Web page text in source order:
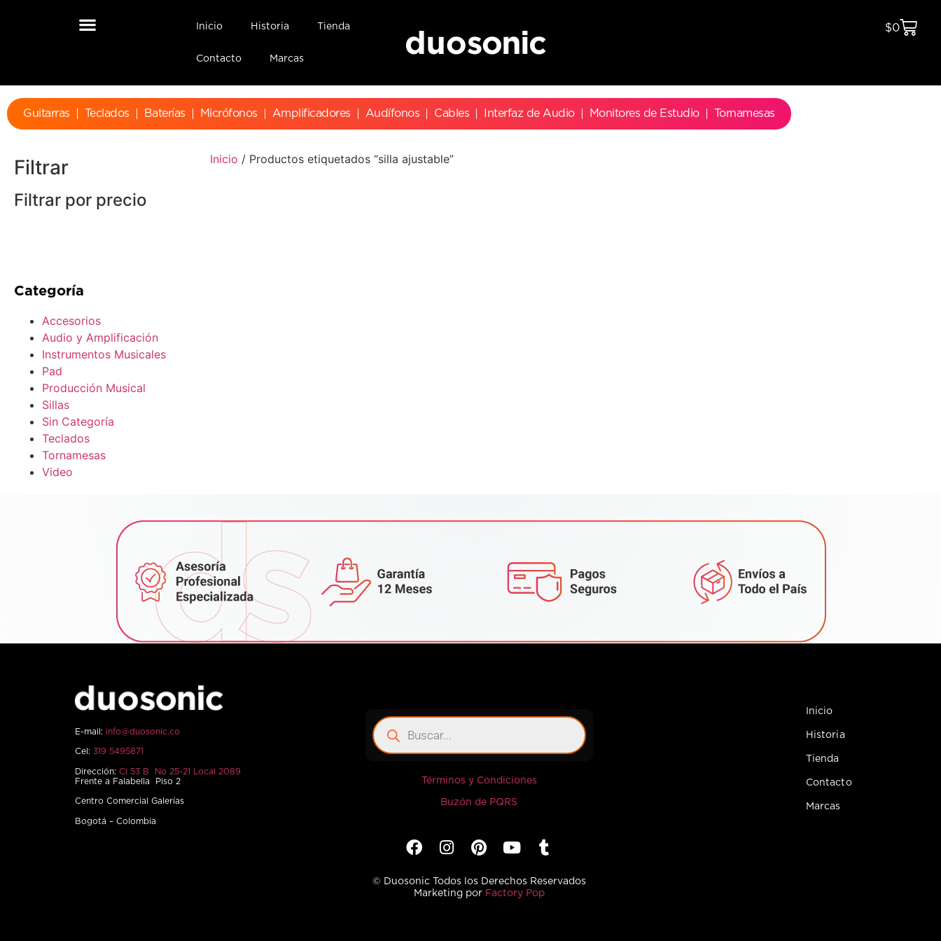
Inicio Historia Tienda
Contacto Marcas
$0
Guitarras Teclados Baterías Micrófonos Amplificadores Audífonos Cables Interfaz de Audio Monitores de Estudio Tornamesas
Filtrar
Filtrar por precio
Categoría
Accesorios
Audio y Amplificación
Instrumentos Musicales
Pad
Producción Musical
Sillas
Sin Categoría
Teclados
Tornamesas
Video
Inicio / Productos etiquetados “silla ajustable”
E-mail: info@duosonic.co
Cel: 319 5495871
Dirección: Cl 53 B No 25-21 Local 2089
Frente a Falabella Piso 2
Centro Comercial Galerías
Bogotá – Colombia
Términos y Condiciones
Buzón de PQRS
© Duosonic Todos los Derechos Reservados
Marketing por Factory Pop
Inicio
Historia
Tienda
Contacto
Marcas